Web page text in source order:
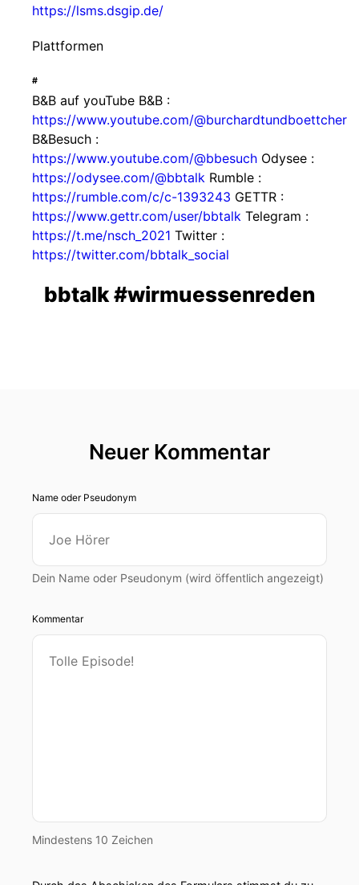
https://lsms.dsgip.de/
Plattformen
#
B&B auf youTube B&B :
https://www.youtube.com/@burchardtundboettcher
B&Besuch :
https://www.youtube.com/@bbesuch Odysee :
https://odysee.com/@bbtalk Rumble :
https://rumble.com/c/c-1393243 GETTR :
https://www.gettr.com/user/bbtalk Telegram :
https://t.me/nsch_2021 Twitter :
https://twitter.com/bbtalk_social
bbtalk #wirmuessenreden
Neuer Kommentar
Name oder Pseudonym
Dein Name oder Pseudonym (wird öffentlich angezeigt)
Kommentar
Mindestens 10 Zeichen